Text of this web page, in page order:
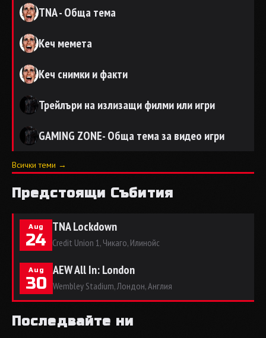
TNA - Обща тема
Кеч мемета
Кеч снимки и факти
Трейлъри на излизащи филми или игри
GAMING ZONE- Обща тема за видео игри
Всички теми →
Предстоящи Събития
Aug
24
TNA Lockdown
Credit Union 1, Чикаго, Илинойс
Aug
30
AEW All In: London
Wembley Stadium, Лондон, Англия
Последвайте ни